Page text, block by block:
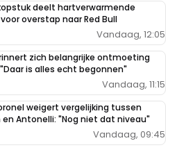
deelt hartverwarmende
overstap naar Red Bull
Vandaag, 12:05
zich belangrijke ontmoeting
is alles echt begonnen"
Vandaag, 11:15
weigert vergelijking tussen
Antonelli: "Nog niet dat niveau"
Vandaag, 09:45